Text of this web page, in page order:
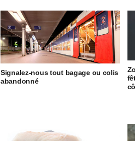
Signalez-nous tout bagage ou colis
abandonné